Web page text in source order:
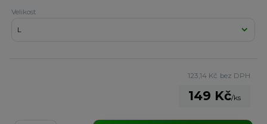
Velikost
149 Kč/ks
123,14 Kč bez DPH